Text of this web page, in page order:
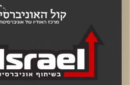
ד"ר יוסי מערבי, דיקן בי"ס אדלסון
מארחים את פרופ' ציפי שטראוס,
בשיבא וכיום עומדת בחזית מהפכת